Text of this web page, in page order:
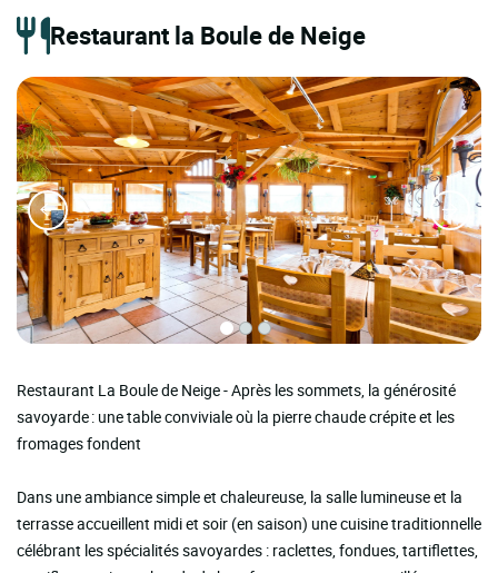
Restaurant la Boule de Neige
Restaurant La Boule de Neige - Après les sommets, la générosité
savoyarde : une table conviviale où la pierre chaude crépite et les
fromages fondent
Dans une ambiance simple et chaleureuse, la salle lumineuse et la
terrasse accueillent midi et soir (en saison) une cuisine traditionnelle
célébrant les spécialités savoyardes : raclettes, fondues, tartiflettes,